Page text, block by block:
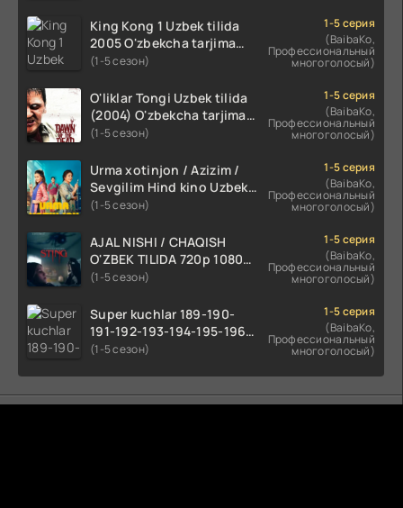
King Kong 1 Uzbek tilida
2005 O'zbekcha tarjima
kino HD skachat
(1-5 сезон)
1-5 серия
(BaibaKo,
Профессиональный
многоголосый)
O'liklar Tongi Uzbek tilida
(2004) O'zbekcha tarjima
kino HD skachat
(1-5 сезон)
1-5 серия
(BaibaKo,
Профессиональный
многоголосый)
Urma xotinjon / Azizim /
Sevgilim Hind kino Uzbek
tilida 2022 O'zbekcha
(1-5 сезон)
1-5 серия
(BaibaKo,
Профессиональный
многоголосый)
AJAL NISHI / CHAQISH
O'ZBEK TILIDA 720p 1080p
Full HD (2024) Tarjima
(1-5 сезон)
1-5 серия
(BaibaKo,
Профессиональный
многоголосый)
Super kuchlar 189-190-
191-192-193-194-195-196-
197-198-199-200 Qism
tarjima seryal
(1-5 сезон)
1-5 серия
(BaibaKo,
Профессиональный
многоголосый)